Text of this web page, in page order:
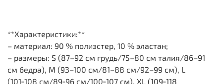
**Характеристики:**
– материал: 90 % полиэстер, 10 % эластан;
– размеры: S (87–92 см грудь/75–80 см талия/86–91
см бедра), M (93–100 см/81–88 см/92–99 см), L
(101‑108 см/89‑96 см/100‑107 см), XL (109‑118